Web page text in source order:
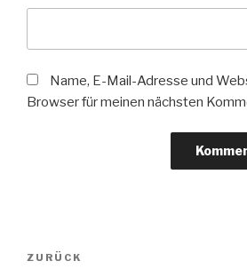
Name, E-Mail-Adresse und
Browser für meinen nächsten
Beitragsnavigation
Vorheriger
ZURÜCK